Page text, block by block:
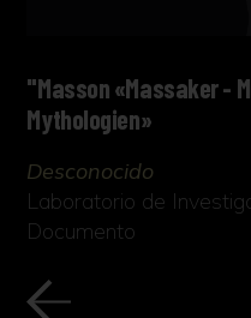
"Masson «Massaker -
Mythologien»
Desconocido
Laboratorio de
Documento